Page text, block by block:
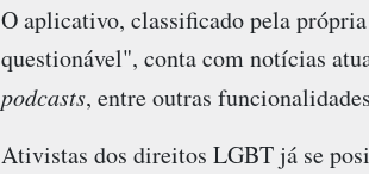
O aplicativo, classificado pela
questionável", conta com notícias
podcasts, entre outras
Ativistas dos direitos LGBT já se